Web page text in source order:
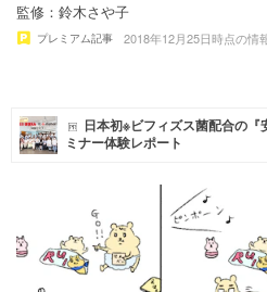
お仕事
マネー
トレンド・イベント
監修：鈴木さや子
プレミアム記事 2018年12月25日時点の情
日本初※ビフィズス菌配合の
ミナー体験レポート